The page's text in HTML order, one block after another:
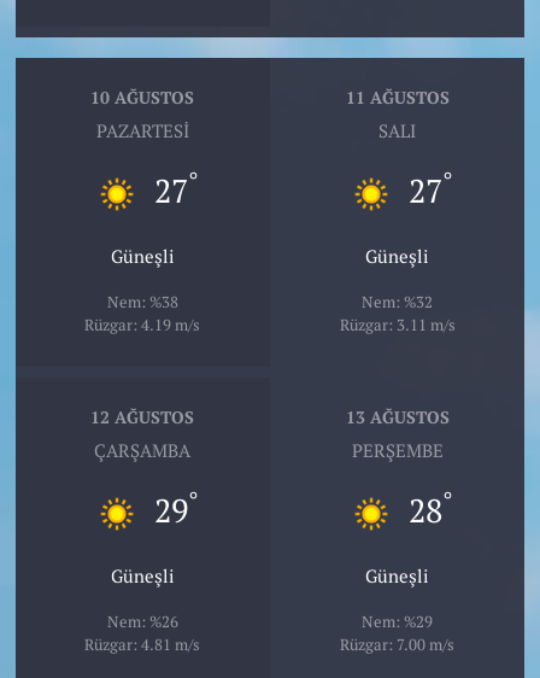
10 AĞUSTOS
PAZARTESI
27°
Güneşli
Nem: %38
Rüzgar: 4.19 m/s
11 AĞUSTOS
SALI
27°
Güneşli
Nem: %32
Rüzgar: 3.11 m/s
12 AĞUSTOS
ÇARŞAMBA
29°
Güneşli
Nem: %26
Rüzgar: 4.81 m/s
13 AĞUSTOS
PERŞEMBE
28°
Güneşli
Nem: %29
Rüzgar: 7.00 m/s